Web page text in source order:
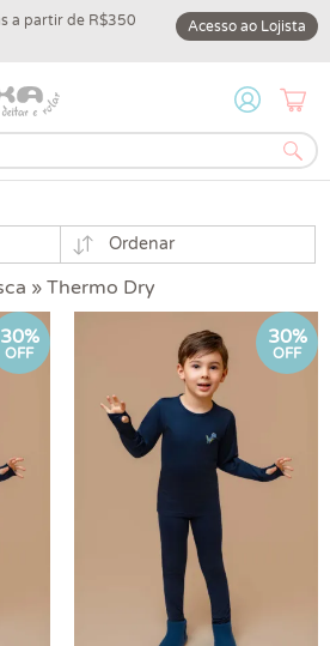
a partir de R$350
10% off na
DEDEKA10
Acesso ao Lojista
Ordenar
» Thermo Dry
30%
OFF
30%
OFF